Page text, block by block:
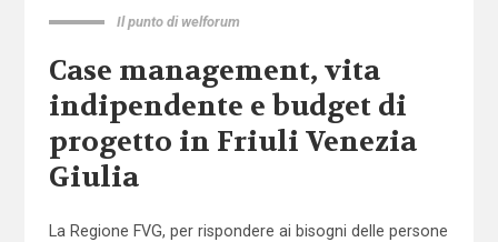
Il punto di welforum
Case management, vita
indipendente e budget di
progetto in Friuli Venezia
Giulia
La Regione FVG, per rispondere ai bisogni delle persone